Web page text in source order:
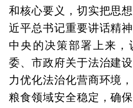
和核心要义，切实把思
近平总书记重要讲话精
中央的决策部署上来，
委、市政府关于法治建
力优化法治化营商环境
粮食领域安全稳定，确